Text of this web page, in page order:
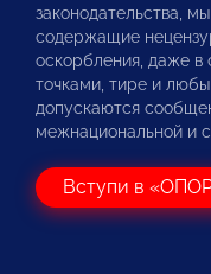
законодательства,
содержащие
оскорбления, даже в
точками, тире и
допускаются
межнациональной и
Вступи в